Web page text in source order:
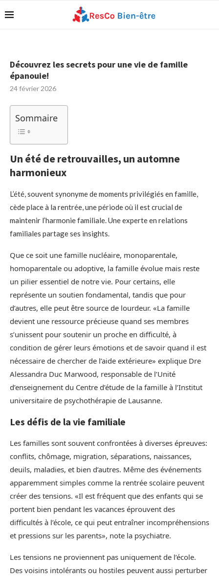
Découvrez les secrets pour une vie de famille
épanouie!
24 février 2026
Sommaire
Un été de retrouvailles, un automne
harmonieux
L’été, souvent synonyme de moments privilégiés en famille,
cède place à la rentrée, une période où il est crucial de
maintenir l’harmonie familiale. Une experte en relations
familiales partage ses insights.
Que ce soit une famille nucléaire, monoparentale,
homoparentale ou adoptive, la famille évolue mais reste
un pilier essentiel de notre vie. Pour certains, elle
représente un soutien fondamental, tandis que pour
d’autres, elle peut être source de lourdeur. «La famille
devient une ressource précieuse quand ses membres
s’unissent pour soutenir un proche en difficulté, à
condition de gérer leurs émotions et de savoir quand il est
nécessaire de chercher de l’aide extérieure» explique Dre
Alessandra Duc Marwood, responsable de l’Unité
d’enseignement du Centre d’étude de la famille à l’Institut
universitaire de psychothérapie de Lausanne.
Les défis de la vie familiale
Les familles sont souvent confrontées à diverses épreuves:
conflits, chômage, migration, séparations, naissances,
deuils, maladies, et bien d’autres. Même des événements
apparemment simples comme la rentrée scolaire peuvent
créer des tensions. «Il est fréquent que des enfants qui se
portent bien pendant les vacances éprouvent des
difficultés à l’école, ce qui peut entraîner incompréhensions
et pressions sur les parents», note la psychiatre.
Les tensions ne proviennent pas uniquement de l’école.
Des voisins intolérants ou hostiles peuvent aussi perturber